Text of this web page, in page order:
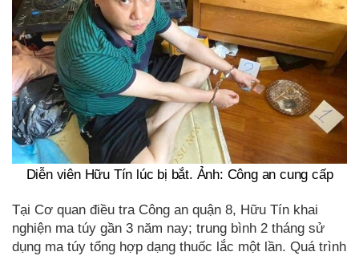
Diễn viên Hữu Tín lúc bị bắt. Ảnh: Công an cung cấp
Tại Cơ quan điều tra Công an quận 8, Hữu Tín khai
nghiện ma túy gần 3 năm nay; trung bình 2 tháng sử
dụng ma túy tổng hợp dạng thuốc lắc một lần. Quá trình